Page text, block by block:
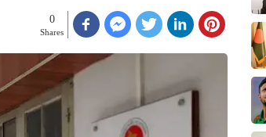
0
Shares